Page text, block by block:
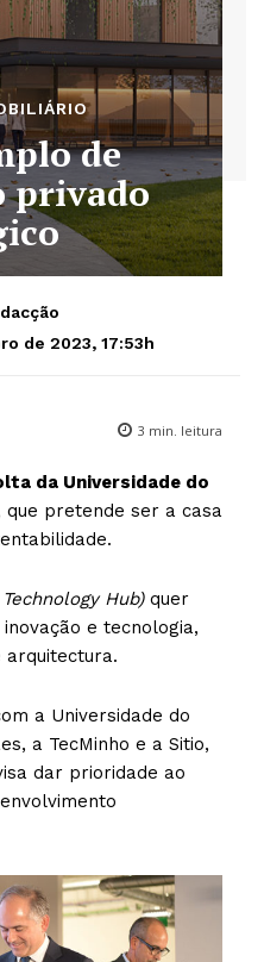
de
privado
de 2023, 17:53h
3 min. leitura
da Universidade do
que pretende ser a casa
Hub)quer
e tecnologia,
arquitectura.
a Universidade do
a TecMinho e a Sitio,
dar prioridade ao